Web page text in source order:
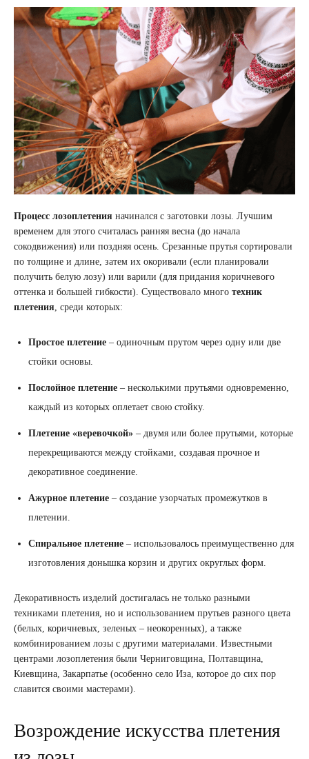
Процесс лозоплетения начинался с заготовки лозы. Лучшим
временем для этого считалась ранняя весна (до начала
сокодвижения) или поздняя осень. Срезанные прутья сортировали
по толщине и длине, затем их окоривали (если планировали
получить белую лозу) или варили (для придания коричневого
оттенка и большей гибкости). Существовало много техник
плетения , среди которых:
Простое плетение – одиночным прутом через одну или две
стойки основы.
Послойное плетение – несколькими прутьями одновременно,
каждый из которых оплетает свою стойку.
Плетение «веревочкой» – двумя или более прутьями, которые
перекрещиваются между стойками, создавая прочное и
декоративное соединение.
Ажурное плетение – создание узорчатых промежутков в
плетении.
Спиральное плетение – использовалось преимущественно для
изготовления донышка корзин и других округлых форм.
Декоративность изделий достигалась не только разными
техниками плетения, но и использованием прутьев разного цвета
(белых, коричневых, зеленых – неокоренных), а также
комбинированием лозы с другими материалами. Известными
центрами лозоплетения были Черниговщина, Полтавщина,
Киевщина, Закарпатье (особенно село Иза, которое до сих пор
славится своими мастерами).
Возрождение искусства плетения